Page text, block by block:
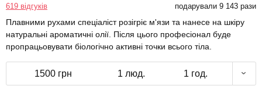
619 відгуків подарували 9 143 рази
Плавними рухами спеціаліст розігріє м'язи та нанесе на шкіру
натуральні ароматичні олії. Після цього професіонал буде
пропрацьовувати біологічно активні точки всього тіла.
1500 грн 1 люд. 1 год.